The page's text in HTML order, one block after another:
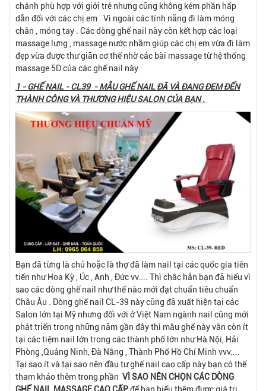
chảnh phù hợp với giới trẻ nhưng cũng không kém phần hấp
dẫn đối với các chị em . Vì ngoài các tính năng đi làm móng
chân , móng tay . Các dòng ghế nail này còn kết hợp các loại
massage lưng , massage nước nhằm giúp các chị em vừa đi làm
đẹp vừa được thư giãn cơ thể nhờ các bài massage từ hệ thống
massage 5D của các ghế nail này
1 - GHẾ NAIL - CL39 - MẪU GHẾ NAIL ĐÃ VÀ ĐANG ĐEM ĐẾN
THÀNH CÔNG VÀ THƯƠNG HIỆU SALON CỦA BẠN .
Bạn đã từng là chủ hoặc là thợ đã làm nail tại các quốc gia tiên
tiến như Hoa Kỳ , Úc , Anh , Đức vv.... Thì chắc hẳn bạn đã hiểu vì
sao các dòng ghế nail như thế nào mới đạt chuẩn tiêu chuẩn
Châu Âu . Dòng ghế nail CL-39 này cũng đã xuất hiện tại các
Salon lớn tại Mỹ nhưng đối với ở Việt Nam ngành nail cũng mới
phát triển trong những năm gần đây thì mẫu ghế này vẫn còn ít
tại các tiệm nail lớn trong các thành phố lớn như Hà Nội, Hải
Phòng ,Quảng Ninh, Đà Nẵng , Thành Phố Hồ Chí Minh vvv....
Tại sao ít và tại sao nên đầu tư ghế nail cao cấp này bạn có thể
tham khảo thêm trong phần VÌ SAO NÊN CHỌN CÁC DÒNG